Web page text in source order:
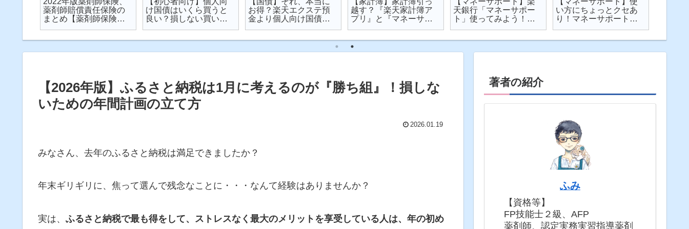
薬剤師賠償責任保険の
まとめ【薬剤師保険】
け国債はいくら買うと
良い？損しない買い方
お得？楽天エクステ預
金より個人向け国債を
越す？『楽天家計簿ア
プリ』と『マネーサポ
天銀行「マネーサポー
ト」使ってみよう！
い方にちょっとクセあ
り！マネーサポートの
【2026年版】ふるさと納税は1月に考えるのが『勝ち組』！損しな
いための年間計画の立て方
2026.01.19
みなさん、去年のふるさと納税は満足できましたか？
年末ギリギリに、焦って選んで残念なことに・・・なんて経験はありませんか？
実は、 ふるさと納税で最も得をして、ストレスなく最大のメリットを享受している人は、年の初め
著者の紹介
ふみ
【資格等】
FP技能士２級、AFP
薬剤師、認定実務実習指導薬剤